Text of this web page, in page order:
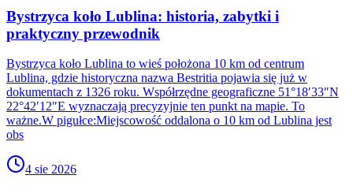
Bystrzyca koło Lublina: historia, zabytki i
praktyczny przewodnik
Bystrzyca koło Lublina to wieś położona 10 km od centrum
Lublina, gdzie historyczna nazwa Bestritia pojawia się już w
dokumentach z 1326 roku. Współrzędne geograficzne 51°18′33″N
22°42′12″E wyznaczają precyzyjnie ten punkt na mapie. To
ważne.W pigułce:Miejscowość oddalona o 10 km od Lublina jest
obs
4 sie 2026